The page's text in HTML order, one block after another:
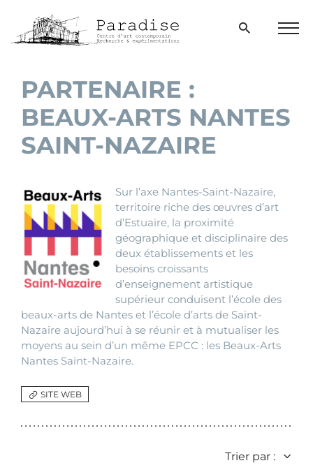
directement
au
Ouvrir
⌂>Œuvres>Beaux-Arts Nantes Saint-Nazaire
PARTENAIRE :
BEAUX-ARTS NANTES
SAINT-NAZAIRE
Sur l’axe Nantes-Saint-Nazaire,
territoire riche des œuvres d’art
d’Estuaire, la proximité
géographique et disciplinaire des
deux établissements et les
besoins croissants
d’enseignement artistique
supérieur conduisent l’école des
beaux-arts de Nantes et l’école d’arts de Saint-
Nazaire aujourd’hui à se réunir et à mutualiser les
moyens au sein d’un même EPCC : les Beaux-Arts
Nantes Saint-Nazaire.
SITE WEB
Trier par :